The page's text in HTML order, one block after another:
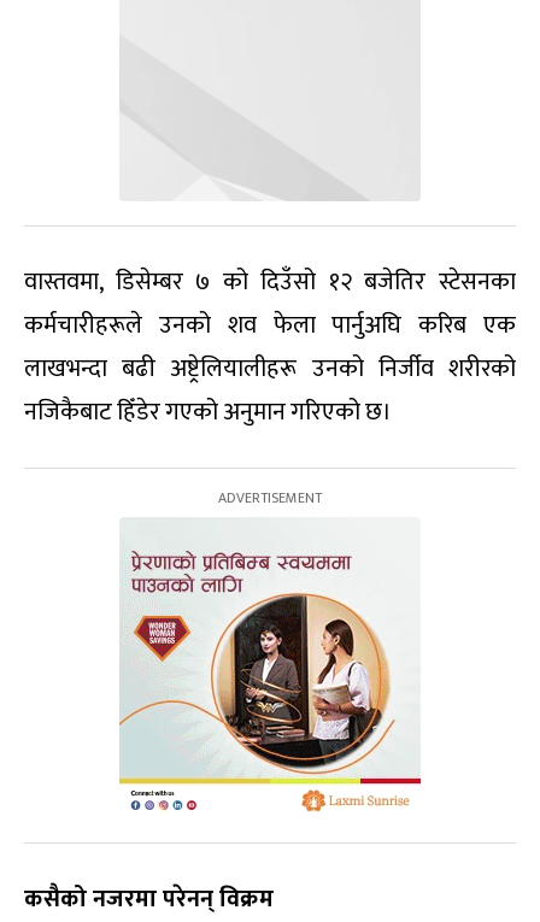
वास्तवमा, डिसेम्बर ७ को दिउँसो १२ बजेतिर स्टेसनका
कर्मचारीहरूले उनको शव फेला पार्नुअघि करिब एक
लाखभन्दा बढी अष्ट्रेलियालीहरू उनको निर्जीव शरीरको
नजिकैबाट हिँडेर गएको अनुमान गरिएको छ।
कसैको नजरमा परेनन् विक्रम